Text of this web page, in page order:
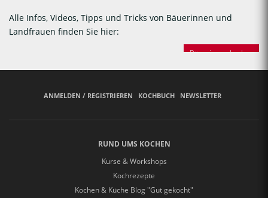
Alle Infos, Videos, Tipps und Tricks von Bäuerinnen und
Landfrauen finden Sie hier:
Bäuerinnen backen
ANMELDEN / REGISTRIEREN KOCHBUCH NEWSLETTER
RUND UMS KOCHEN
Kurse & Workshops
Kochrezepte
Kochen & Küche Blog "Gut gekocht"